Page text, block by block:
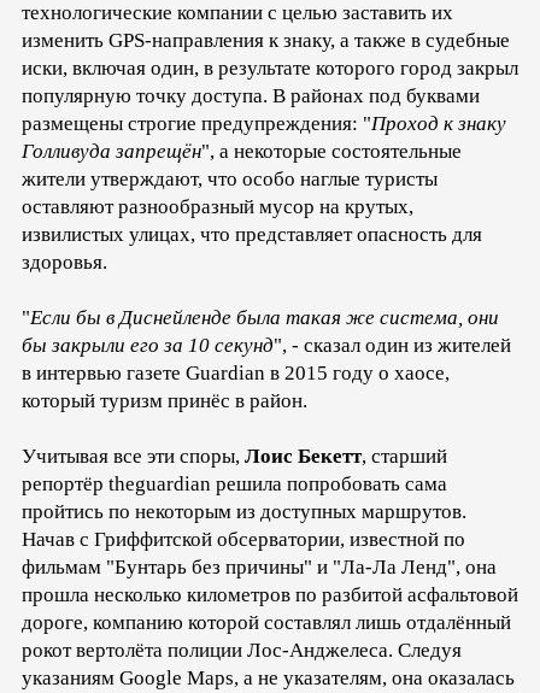
технологические компании с целью заставить их
изменить GPS-направления к знаку, а также в судебные
иски, включая один, в результате которого город закрыл
популярную точку доступа. В районах под буквами
размещены строгие предупреждения: "Проход к знаку
Голливуда запрещён", а некоторые состоятельные
жители утверждают, что особо наглые туристы
оставляют разнообразный мусор на крутых,
извилистых улицах, что представляет опасность для
здоровья.
"Если бы в Диснейленде была такая же система, они
бы закрыли его за 10 секунд", - сказал один из жителей
в интервью газете Guardian в 2015 году о хаосе,
который туризм принёс в район.
Учитывая все эти споры, Лоис Бекетт, старший
репортёр theguardian решила попробовать сама
пройтись по некоторым из доступных маршрутов.
Начав с Гриффитской обсерватории, известной по
фильмам "Бунтарь без причины" и "Ла-Ла Ленд", она
прошла несколько километров по разбитой асфальтовой
дороге, компанию которой составлял лишь отдалённый
рокот вертолёта полиции Лос-Анджелеса. Следуя
указаниям Google Maps, а не указателям, она оказалась